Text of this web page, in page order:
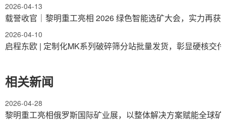
2026-04-13
载誉收官｜黎明重工亮相 2026 绿色智能选矿大会，实力再获
2026-04-10
启程东欧 | 定制化MK系列破碎筛分站批量发货，彰显硬核交
相关新闻
2026-04-28
黎明重工亮相俄罗斯国际矿业展，以整体解决方案赋能全球矿